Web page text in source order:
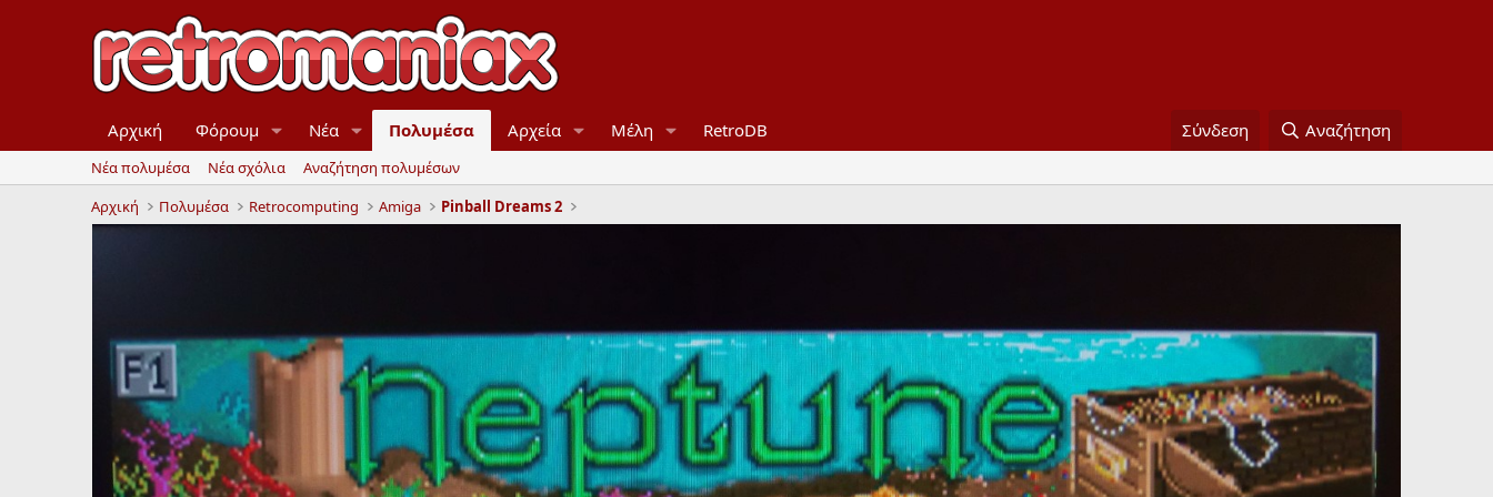
Αρχική Φόρουμ Νέα Πολυμέσα Αρχεία Μέλη RetroDB Σύνδεση Αναζήτηση
Νέα πολυμέσα Νέα σχόλια
Αναζήτηση πολυμέσων
Αρχική
Πολυμέσα Retrocomputing Amiga Pinball Dreams 2